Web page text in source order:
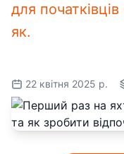
для
як.
22 квітня 2025 р.